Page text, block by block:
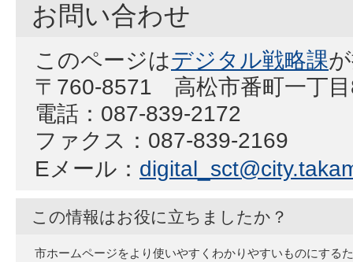
お問い合わせ
このページはデジタル戦略課
〒760-8571 高松市番町一丁
電話：087-839-2172
ファクス：087-839-2169
Eメール：
この情報はお役に立ちましたか？
市ホームページをより使いやすくわかりやすいものにする